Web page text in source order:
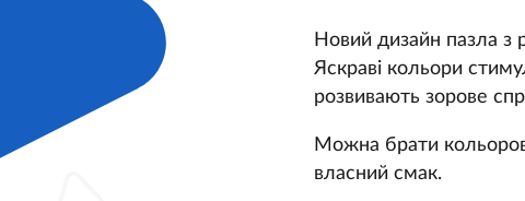
Новий дизайн пазла з
Яскраві кольори
розвивають зорове
Можна брати
власний смак.